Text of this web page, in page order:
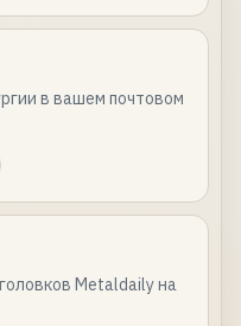
в вашем почтовом
Metaldaily на